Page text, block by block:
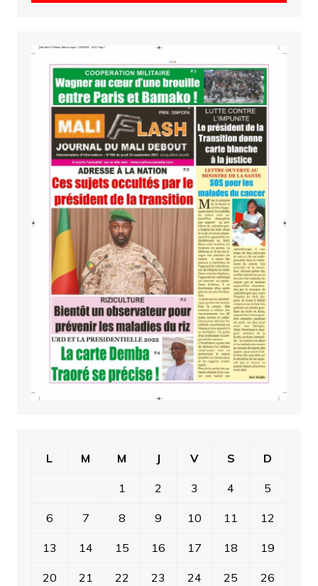
L M M J V S D
1 2 3 4 5
6 7 8 9 10 11 12
13 14 15 16 17 18 19
20 21 22 23 24 25 26